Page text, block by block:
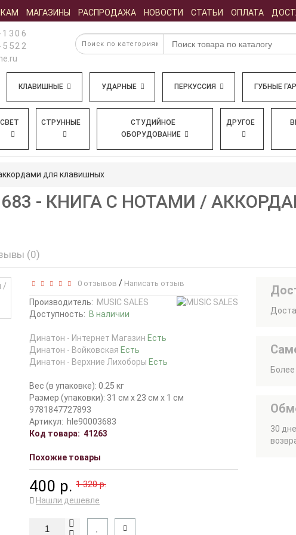
МАГАЗИНЫ РАСПРОДАЖА НОВОСТИ СТАТЬИ ОПЛАТА
КЛАВИШНЫЕ УДАРНЫЕ ПЕРКУССИЯ ГУБНЫЕ
СВЕТ СТРУННЫЕ
СТУДИЙНОЕ
ОБОРУДОВАНИЕ
ДРУГОЕ
для клавишных
- КНИГА С НОТАМИ /
(0)
0 отзывов / Написать отзыв
Производитель: MUSIC SALES
Доступность: В наличии
Динатон - Интернет Магазин Есть
Динатон - Войковская Есть
Динатон - Верхние Лихоборы Есть
Вес (в упаковке): 0.25 кг
Размер (упаковки): 31 см x 23 см x 1 см
9781847727893
Артикул: hle90003683
Код товара: 41263
Похожие товары
400 р. 1 320 р.
Нашли дешевле
30